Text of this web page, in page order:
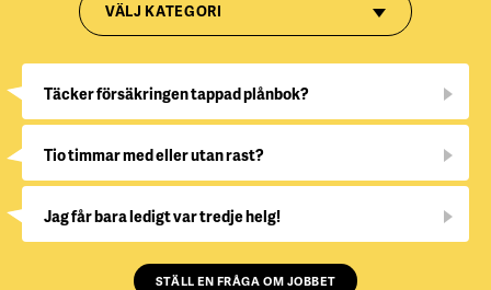
VÄLJ KATEGORI
Täcker försäkringen tappad plånbok?
Tio timmar med eller utan rast?
Jag får bara ledigt var tredje helg!
STÄLL EN FRÅGA OM JOBBET